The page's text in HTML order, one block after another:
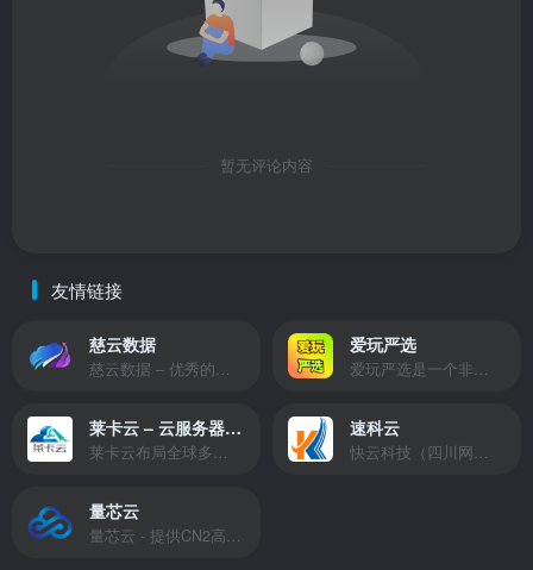
暂无评论内容
友情链接
慈云数据
慈云数据 – 优秀的云服务器服务商，提供最具有性价比的产品。慈云数据是开发者必不可少的良心云
爱玩严选
爱玩严选是一个非常有保障且性价比极高的虚拟商城，包括但不限于苹果证书、技术指导、会员充值等多种虚拟服务！
莱卡云 – 云服务器提供商
莱卡云布局全球多个地理区域。提供服务有：境外云服务器、国内云服务器、独立服务器、服务器托管、CDN、SSL证书、游戏服务器等业务。
速科云
快云科技（四川网联快云科技有限公司）成立于2021年，主营互联网业务平台服务提供商。公司专注为用户提供低价高性能云计算产品，致力于云计算应用的易用性开发，并引导云计算在国内普及
量芯云
量芯云 - 提供CN2高速香港美国云服务器&专业高防服务器租用等云服务器供应商